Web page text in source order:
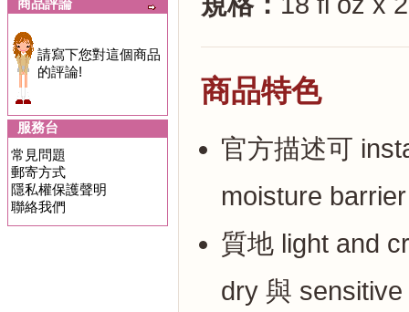
商品評論
請寫下您對這個商品
的評論!
服務台
常見問題
郵寄方式
隱私權保護聲明
聯絡我們
商品特色
官方描述可
moisture
質地 light and
dry 與